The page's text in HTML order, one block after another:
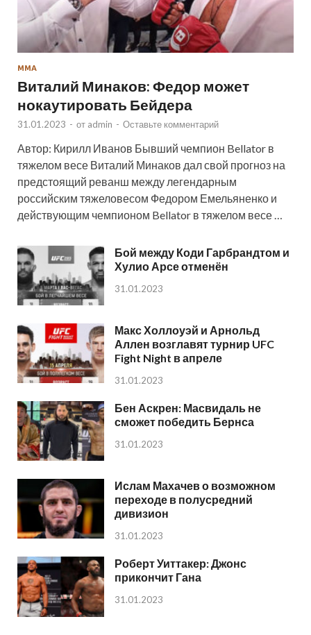
ММА
Виталий Минаков: Федор может
нокаутировать Бейдера
31.01.2023 - от admin - Оставьте комментарий
Автор: Кирилл Иванов Бывший чемпион Bellator в
тяжелом весе Виталий Минаков дал свой прогноз на
предстоящий реванш между легендарным
российским тяжеловесом Федором Емельяненко и
действующим чемпионом Bellator в тяжелом весе …
Бой между Коди Гарбрандтом и
Хулио Арсе отменён
31.01.2023
Макс Холлоуэй и Арнольд
Аллен возглавят турнир UFC
Fight Night в апреле
31.01.2023
Бен Аскрен: Масвидаль не
сможет победить Бернса
31.01.2023
Ислам Махачев о возможном
переходе в полусредний
дивизион
31.01.2023
Роберт Уиттакер: Джонс
прикончит Гана
31.01.2023